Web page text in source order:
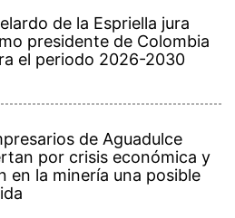
de la Espriella jura
presidente de Colombia
el periodo 2026-2030
de Aguadulce
por crisis económica y
en la minería una posible